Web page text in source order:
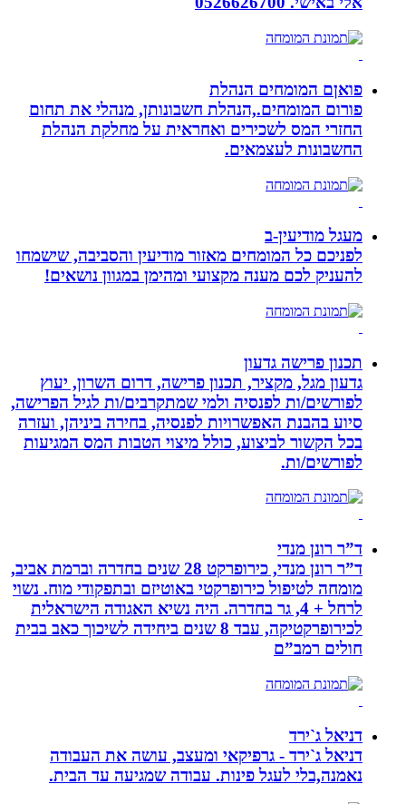
פואןם המומחים הנהלת
פורום המומחים.,הנהלת חשבונותן, מנהלי את תחום
החזרי המס לשכירים ואחראית על מחלקת הנהלת
החשבונות לעצמאים.
מעגל מודיעין-ב
לפניכם כל המומחים מאזור מודיעין והסביבה, שישמחו
להעניק לכם מענה מקצועי ומהימן במגוון נושאים!
תכנון פרישה גדעון
גדעון מגל, מקציר, תכנון פרישה, דרום השרון, יעוץ
לפורשים/ות לפנסיה ולמי שמתקרבים/ות לגיל הפרישה,
סיוע בהבנת האפשרויות לפנסיה, בחירה ביניהן, ועזרה
בכל הקשור לביצוע, כולל מיצוי הטבות המס המגיעות
לפורשים/ות.
ד”ר רונן מנדי
ד”ר רונן מנדי, כירופרקט 28 שנים בחדרה וברמת אביב,
מומחה לטיפול כירופרקטי באוטיזם ובתפקודי מוח. נשוי
לרחל + 4, גר בחדרה. היה נשיא האגודה הישראלית
לכירופרקטיקה, עבד 8 שנים ביחידה לשיכוך כאב בבית
חולים רמב”ם
דניאל ג`ירד
דניאל ג`ירד - גרפיקאי ומעצב, עושה את העבודה
נאמנה,בלי לעגל פינות. עבודה שמגיעה עד הבית.